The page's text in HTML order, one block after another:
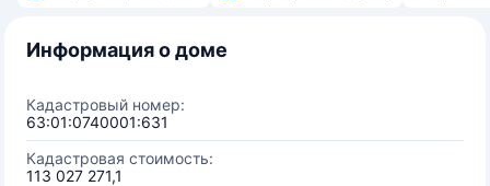
Информация о доме
Кадастровый номер:
63:01:0740001:631
Кадастровая стоимость:
113 027 271,1